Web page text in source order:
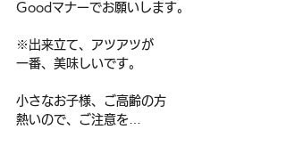
Goodマナーでお願いします。
※出来立て、アツアツが
一番、美味しいです。
小さなお子様、ご高齢の方
熱いので、ご注意を…